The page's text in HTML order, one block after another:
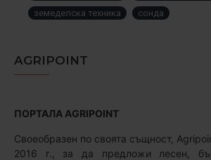
земеделска техника
сонда
AGRIPOINT
ПОРТАЛА AGRIPOINT
Своеобразен по своята същност,
2016 г., за да предложи лесен,